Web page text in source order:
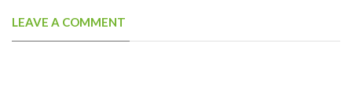
LEAVE A COMMENT